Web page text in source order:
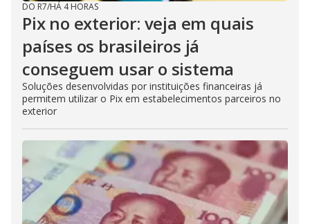
DO R7/HÁ 4 HORAS
Pix no exterior: veja em quais
países os brasileiros já
conseguem usar o sistema
Soluções desenvolvidas por instituições financeiras já
permitem utilizar o Pix em estabelecimentos parceiros no
exterior